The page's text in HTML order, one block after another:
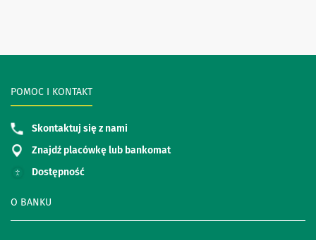
O BANKU
POMOC I KONTAKT
Skontaktuj się z nami
Znajdź placówkę lub bankomat
Dostępność